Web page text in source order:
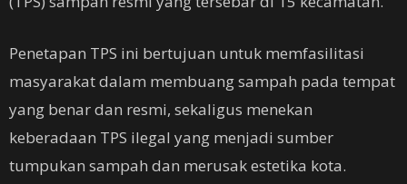
Penetapan TPS ini bertujuan untuk memfasilitasi
masyarakat dalam membuang sampah pada tempat
yang benar dan resmi, sekaligus menekan
keberadaan TPS ilegal yang menjadi sumber
tumpukan sampah dan merusak estetika kota.